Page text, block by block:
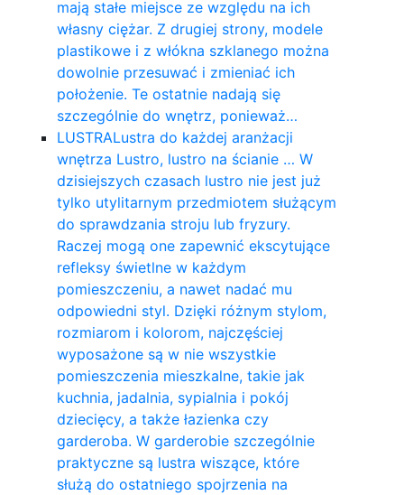
mają stałe miejsce ze względu na ich
własny ciężar. Z drugiej strony, modele
plastikowe i z włókna szklanego można
dowolnie przesuwać i zmieniać ich
położenie. Te ostatnie nadają się
szczególnie do wnętrz, ponieważ…
LUSTRALustra do każdej aranżacji
wnętrza Lustro, lustro na ścianie … W
dzisiejszych czasach lustro nie jest już
tylko utylitarnym przedmiotem służącym
do sprawdzania stroju lub fryzury.
Raczej mogą one zapewnić ekscytujące
refleksy świetlne w każdym
pomieszczeniu, a nawet nadać mu
odpowiedni styl. Dzięki różnym stylom,
rozmiarom i kolorom, najczęściej
wyposażone są w nie wszystkie
pomieszczenia mieszkalne, takie jak
kuchnia, jadalnia, sypialnia i pokój
dziecięcy, a także łazienka czy
garderoba. W garderobie szczególnie
praktyczne są lustra wiszące, które
służą do ostatniego spojrzenia na